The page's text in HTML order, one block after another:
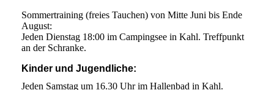
Sommertraining (freies Tauchen) von Mitte Juni bis Ende
August:
Jeden Dienstag 18:00 im Campingsee in Kahl. Treffpunkt
an der Schranke.
Kinder und Jugendliche:
Jeden Samstag um 16.30 Uhr im Hallenbad in Kahl.